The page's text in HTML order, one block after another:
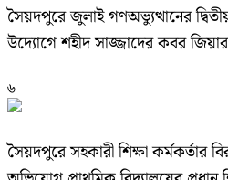
সৈয়দপুরে জুলাই গণঅভ্যুত্থানের
উদ্যোগে শহীদ সাজ্জাদের কবর
৬
সৈয়দপুরে সহকারী শিক্ষা কর্মকর্তার